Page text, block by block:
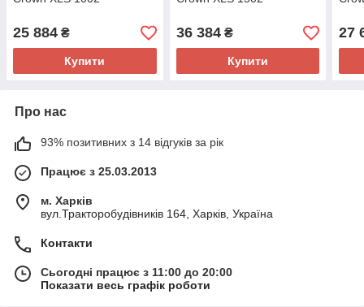
25 884 ₴
Купити
36 384₴
Купити
27
Про нас
93% позитивних з 14 відгуків за рік
Працює з 25.03.2013
м. Харків
вул.Тракторобудівників 164, Харків, Україна
Контакти
Сьогодні працює з 11:00 до 20:00
Показати весь графік роботи